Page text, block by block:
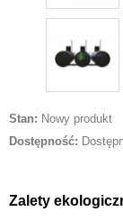
Stan: Nowy produkt
Dostępność:
Zalety